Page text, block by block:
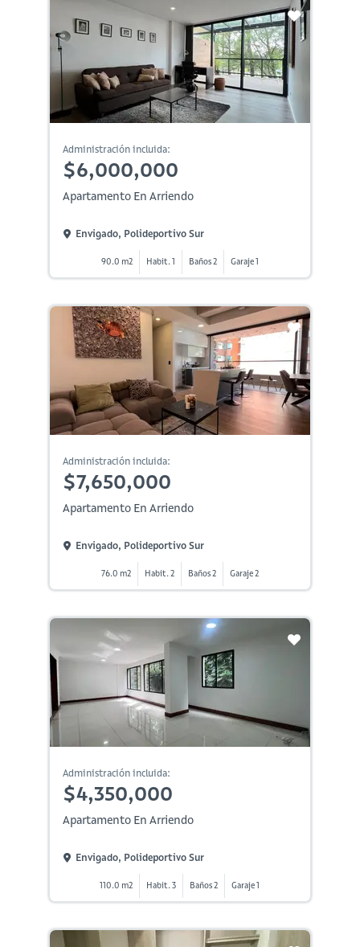
Administración incluida:
$6,000,000
Apartamento En Arriendo
Envigado, Polideportivo Sur
90.0 m2 Habit. 1 Baños 2 Garaje 1
Administración incluida:
$7,650,000
Apartamento En Arriendo
Envigado, Polideportivo Sur
76.0 m2 Habit. 2 Baños 2 Garaje 2
Administración incluida:
$4,350,000
Apartamento En Arriendo
Envigado, Polideportivo Sur
110.0 m2 Habit. 3 Baños 2 Garaje 1